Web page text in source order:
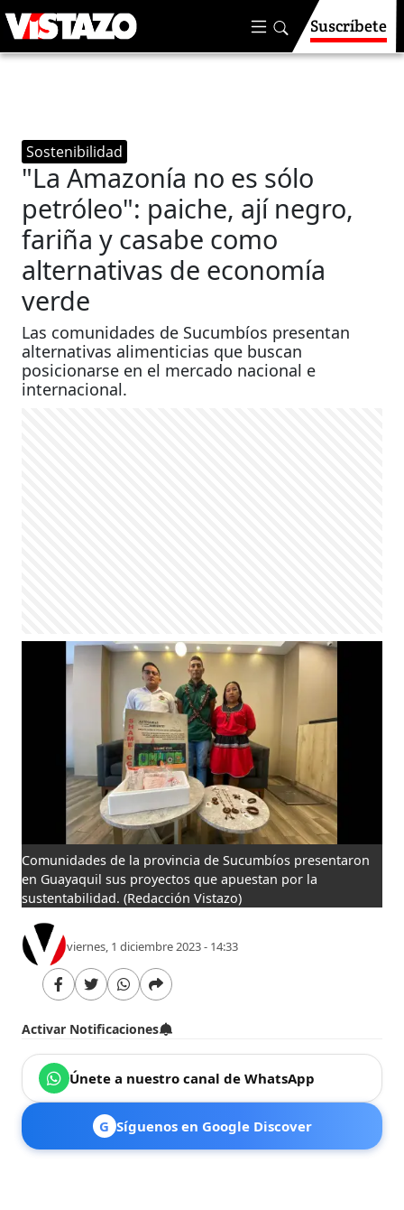
Suscríbete
Sostenibilidad
"La Amazonía no es sólo
petróleo": paiche, ají negro,
fariña y casabe como
alternativas de economía
verde
Las comunidades de Sucumbíos presentan
alternativas alimenticias que buscan
posicionarse en el mercado nacional e
internacional.
Comunidades de la provincia de Sucumbíos presentaron
en Guayaquil sus proyectos que apuestan por la
sustentabilidad. (Redacción Vistazo)
viernes, 1 diciembre 2023 - 14:33
Activar Notificaciones
Únete a nuestro canal de WhatsApp
G Síguenos en Google Discover